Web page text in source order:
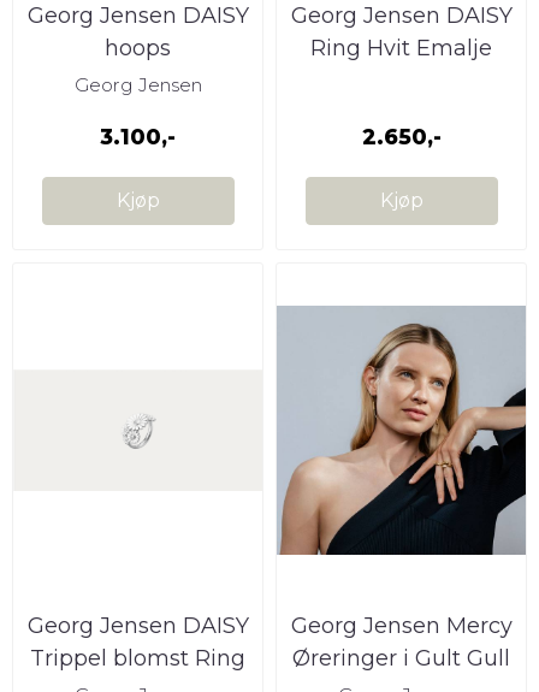
Georg Jensen DAISY
hoops
Georg Jensen
3.100,-
Kjøp
Georg Jensen DAISY
Ring Hvit Emalje
2.650,-
Kjøp
Georg Jensen DAISY
Trippel blomst Ring
Georg Jensen Mercy
Øreringer i Gult Gull